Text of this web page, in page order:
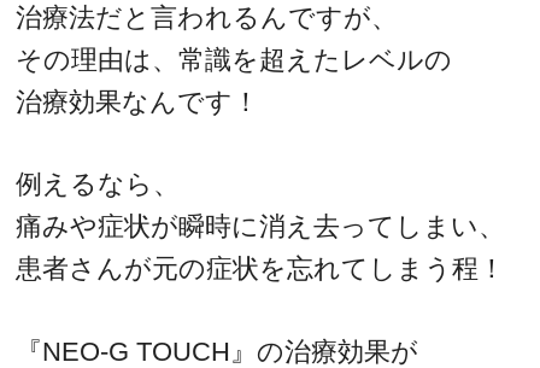
治療法だと言われるんですが、
その理由は、常識を超えたレベルの
治療効果なんです！
例えるなら、
痛みや症状が瞬時に消え去ってしまい、
患者さんが元の症状を忘れてしまう程！
『NEO-G TOUCH』の治療効果が